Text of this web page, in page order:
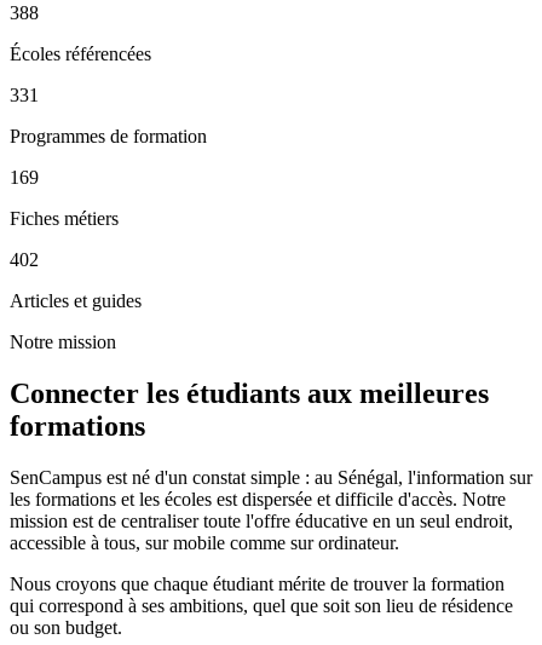
388
Écoles référencées
331
Programmes de formation
169
Fiches métiers
402
Articles et guides
Notre mission
Connecter les étudiants aux meilleures
formations
SenCampus est né d'un constat simple : au Sénégal, l'information sur
les formations et les écoles est dispersée et difficile d'accès. Notre
mission est de centraliser toute l'offre éducative en un seul endroit,
accessible à tous, sur mobile comme sur ordinateur.
Nous croyons que chaque étudiant mérite de trouver la formation
qui correspond à ses ambitions, quel que soit son lieu de résidence
ou son budget.